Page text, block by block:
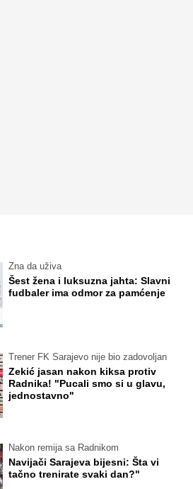
Zna da uživa
Šest žena i luksuzna jahta: Slavni
fudbaler ima odmor za pamćenje
Trener FK Sarajevo nije bio zadovoljan
Zekić jasan nakon kiksa protiv
Radnika! "Pucali smo si u glavu,
jednostavno"
Nakon remija sa Radnikom
Navijači Sarajeva bijesni: Šta vi
tačno trenirate svaki dan?"